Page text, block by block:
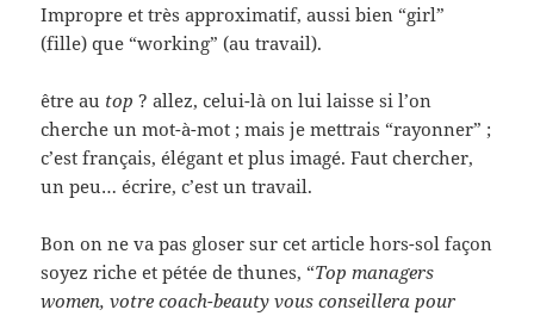
Impropre et très approximatif, aussi bien “girl”
(fille) que “working” (au travail).
être au top ? allez, celui-là on lui laisse si l’on
cherche un mot-à-mot ; mais je mettrais “rayonner” ;
c’est français, élégant et plus imagé. Faut chercher,
un peu… écrire, c’est un travail.
Bon on ne va pas gloser sur cet article hors-sol façon
soyez riche et pétée de thunes, “Top managers
women, votre coach-beauty vous conseillera pour